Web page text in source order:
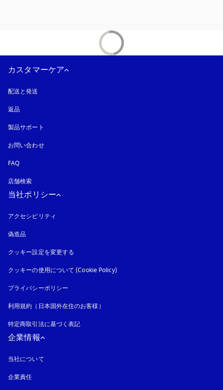
カスタマーケア
配送と発送
返品
製品サポート
お問い合わせ
FAQ
店舗検索
当社ポリシー
アクセシビリティ
偽造品
クッキー設定を変更する
クッキーの使用について (Cookie Policy)新しいタブに表示されます
プライバシーポリシー
利用規約（日本国外在住のお客様）
特定商取引法に基づく表記
企業情報
当社について
企業責任